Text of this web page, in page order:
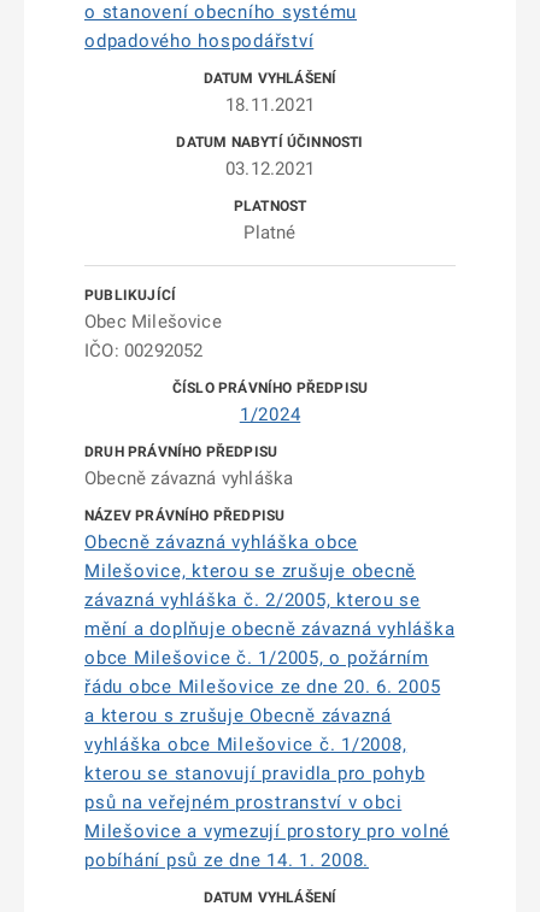
o stanovení obecního systému
odpadového hospodářství
18.11.2021
03.12.2021
Platné
Obec Milešovice
IČO: 00292052
1/2024
Obecně závazná vyhláška
Obecně závazná vyhláška obce
Milešovice, kterou se zrušuje obecně
závazná vyhláška č. 2/2005, kterou se
mění a doplňuje obecně závazná vyhláška
obce Milešovice č. 1/2005, o požárním
řádu obce Milešovice ze dne 20. 6. 2005
a kterou s zrušuje Obecně závazná
vyhláška obce Milešovice č. 1/2008,
kterou se stanovují pravidla pro pohyb
psů na veřejném prostranství v obci
Milešovice a vymezují prostory pro volné
pobíhání psů ze dne 14. 1. 2008.